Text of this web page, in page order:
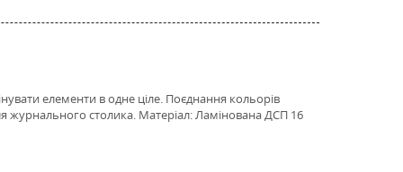
елементи в одне ціле. Поєднання кольорів
журнального столика. Матеріал: Ламінована ДСП 16